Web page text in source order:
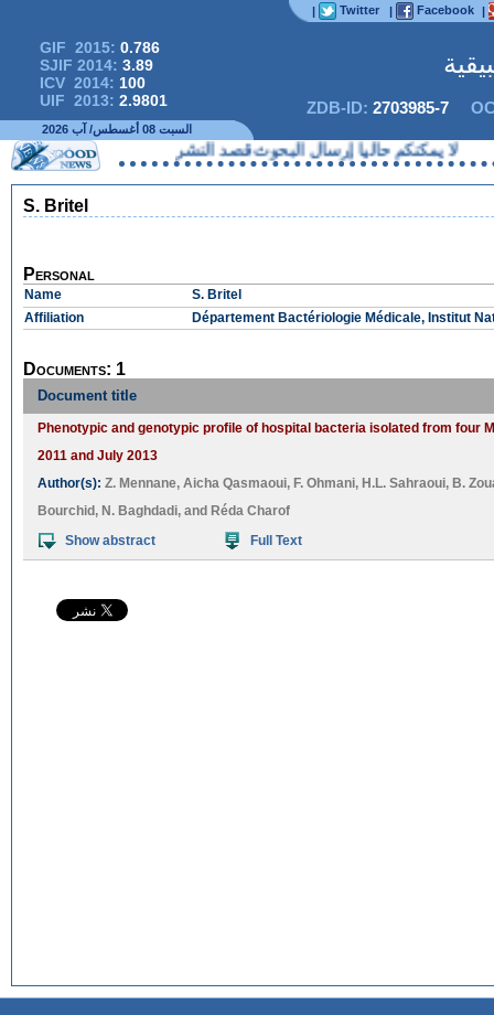
| Twitter | Facebook |
GIF 2015: 0.786
SJIF 2014: 3.89
ICV 2014: 100
UIF 2013: 2.9801 ZDB-ID: 2703985-7
السبت 08 أغسطس/ آب 2026
لا يمكنكم حاليا إرسال البحوث قصد النشر
S. Britel
Personal
Name
S. Britel
Affiliation
Département Bactériologie Médicale, Institut
Documents: 1
Document title
Phenotypic and genotypic profile of hospital bacteria isolated from four
2011 and July 2013
Author(s): Z. Mennane, Aicha Qasmaoui, F. Ohmani, H.L. Sahraoui, B.
Bourchid , N. Baghdadi, and Réda Charof
Show abstract
Full Text